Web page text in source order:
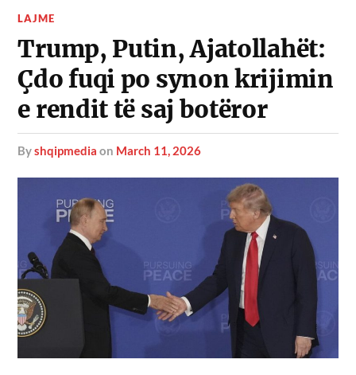
LAJME
Trump, Putin, Ajatollahët:
Çdo fuqi po synon krijimin
e rendit të saj botëror
byshqipmedia on March 11, 2026